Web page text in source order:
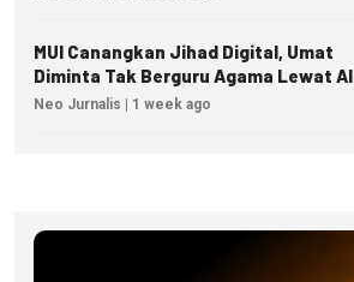
MUI Canangkan Jihad Digital, Umat
Diminta Tak Berguru Agama Lewat AI
Neo Jurnalis | 1 week ago